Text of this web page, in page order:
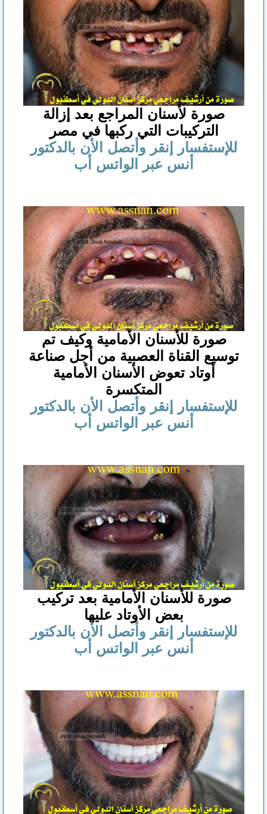
صورة لأسنان المراجع بعد إزالة
التركيبات التي ركبها في مصر
للإستفسار إنقر وأتصل الأن بالدكتور
أنس عبر الواتس أب
صورة للأسنان الأمامية وكيف تم
توسيع القناة العصبية من أجل صناعة
أوتاد تعوض الأسنان الأمامية
المتكسرة
للإستفسار إنقر وأتصل الأن بالدكتور
أنس عبر الواتس أب
صورة للأسنان الأمامية بعد تركيب
بعض الأوتاد عليها
للإستفسار إنقر وأتصل الأن بالدكتور
أنس عبر الواتس أب